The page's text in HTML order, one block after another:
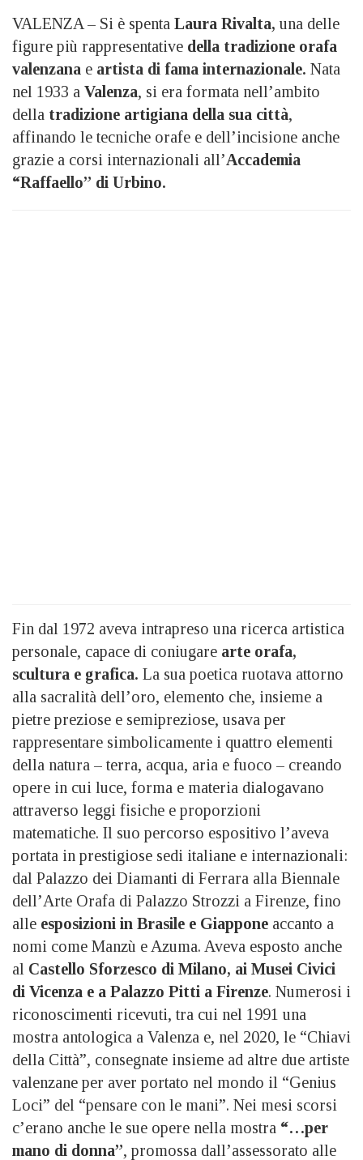
VALENZA – Si è spenta Laura Rivalta, una delle
figure più rappresentative della tradizione orafa
valenzana e artista di fama internazionale. Nata
nel 1933 a Valenza, si era formata nell’ambito
della tradizione artigiana della sua città,
affinando le tecniche orafe e dell’incisione anche
grazie a corsi internazionali all’Accademia
“Raffaello” di Urbino.
Fin dal 1972 aveva intrapreso una ricerca artistica
personale, capace di coniugare arte orafa,
scultura e grafica. La sua poetica ruotava attorno
alla sacralità dell’oro, elemento che, insieme a
pietre preziose e semipreziose, usava per
rappresentare simbolicamente i quattro elementi
della natura – terra, acqua, aria e fuoco – creando
opere in cui luce, forma e materia dialogavano
attraverso leggi fisiche e proporzioni
matematiche. Il suo percorso espositivo l’aveva
portata in prestigiose sedi italiane e internazionali:
dal Palazzo dei Diamanti di Ferrara alla Biennale
dell’Arte Orafa di Palazzo Strozzi a Firenze, fino
alle esposizioni in Brasile e Giappone accanto a
nomi come Manzù e Azuma. Aveva esposto anche
al Castello Sforzesco di Milano, ai Musei Civici
di Vicenza e a Palazzo Pitti a Firenze. Numerosi i
riconoscimenti ricevuti, tra cui nel 1991 una
mostra antologica a Valenza e, nel 2020, le “Chiavi
della Città”, consegnate insieme ad altre due artiste
valenzane per aver portato nel mondo il “Genius
Loci” del “pensare con le mani”. Nei mesi scorsi
c’erano anche le sue opere nella mostra “…per
mano di donna”, promossa dall’assessorato alle